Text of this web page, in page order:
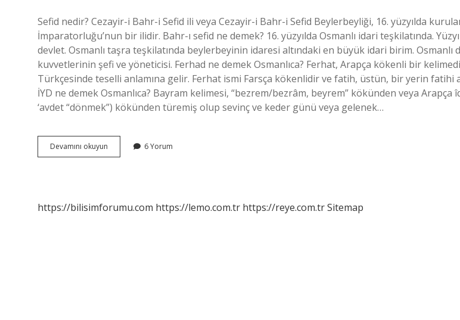
Sefid nedir? Cezayir-i Bahr-i Sefid ili veya Cezayir-i Bahr-i Sefid Beylerbeyliği, 16. yüzyılda
İmparatorluğu’nun bir ilidir. Bahr-ı sefid ne demek? 16. yüzyılda Osmanlı idari teşkilatında.
devlet. Osmanlı taşra teşkilatında beylerbeyinin idaresi altındaki en büyük idari birim. Osmanlı
kuvvetlerinin şefi ve yöneticisi. Ferhad ne demek Osmanlıca? Ferhat, Arapça kökenli bir
Türkçesinde teselli anlamına gelir. Ferhat ismi Farsça kökenlidir ve fatih, üstün, bir yerin fatihi
İYD ne demek Osmanlıca? Bayram kelimesi, “bezrem/bezrâm, beyrem” kökünden veya Arapça
‘avdet “dönmek”) kökünden türemiş olup sevinç ve keder günü veya gelenek…
Devamını okuyun
Ne
6 Yorum
https://bilisimforumu.com https://lemo.com.tr https://reye.com.trSitemap